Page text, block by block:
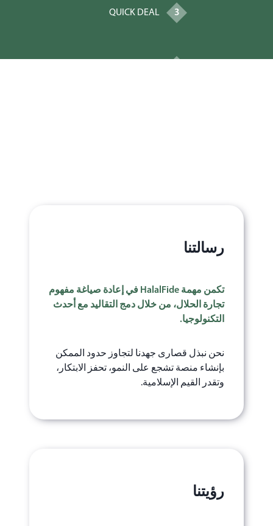
3
QUICK DEAL
رسالتنا
تكمن مهمة HalalFide‏ في إعادة صياغة مفهوم
تجارة الحلال، من خلال دمج التقاليد مع أحدث
التكنولوجيا.
نحن نبذل قصارى جهدنا لتجاوز حدود الممكن
بإنشاء منصة تشجع على النمو، تحفز الابتكار،
وتقدر القيم الإسلامية.
رؤيتنا